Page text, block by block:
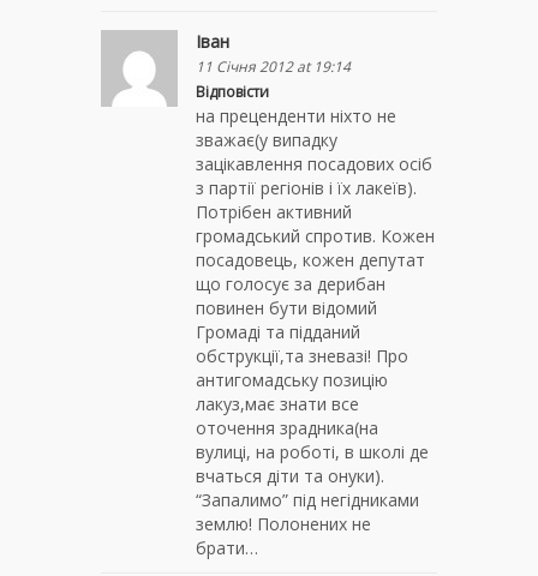
Іван
11 Січня 2012 at 19:14
Відповісти
на преценденти ніхто не
зважає(у випадку
зацікавлення посадових осіб
з партії регіонів і їх лакеїв).
Потрібен активний
громадський спротив. Кожен
посадовець, кожен депутат
що голосує за дерибан
повинен бути відомий
Громаді та підданий
обструкції,та зневазі! Про
антигомадську позицію
лакуз,має знати все
оточення зрадника(на
вулиці, на роботі, в школі де
вчаться діти та онуки).
“Запалимо” під негідниками
землю! Полонених не
брати…